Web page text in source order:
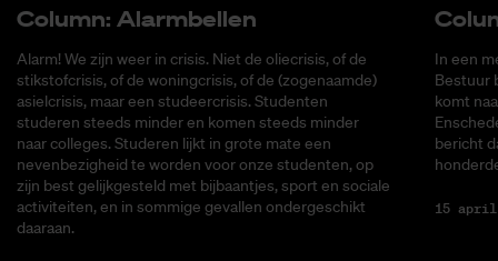
Co­lumn: Alarm­bel­len
Alarm! We zijn weer in crisis. Niet de oliecrisis, of de
stikstofcrisis, of de woningcrisis, of de (zogenaamde)
asielcrisis, maar een studeercrisis. Studenten
studeren steeds minder en komen steeds minder
naar colleges. Studeren lijkt in grote mate een
nevenbezigheid te worden voor onze studenten, op
zijn best gelijkgesteld met bijbaantjes, sport en sociale
activiteiten, en in sommige gevallen ondergeschikt
daaraan.
In een
Bestuur
komt
bericht
15 april